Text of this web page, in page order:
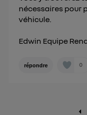
nécessaires pour
véhicule.
Edwin Equipe
répondre 0